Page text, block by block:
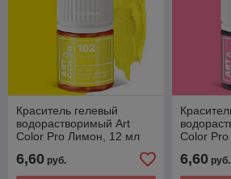
Краситель гелевый
водорастворимый Art
Color Pro Лимон, 12 мл
6,60 руб.
Color
6,60руб.